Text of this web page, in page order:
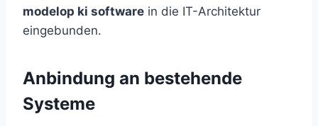
modelop ki software in die IT-Architektur
eingebunden.
Anbindung an bestehende
Systeme